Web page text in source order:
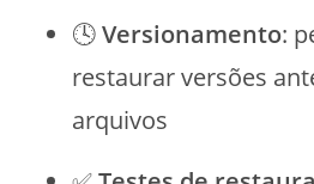
🕓Versionamento:
restaurar versões
arquivos